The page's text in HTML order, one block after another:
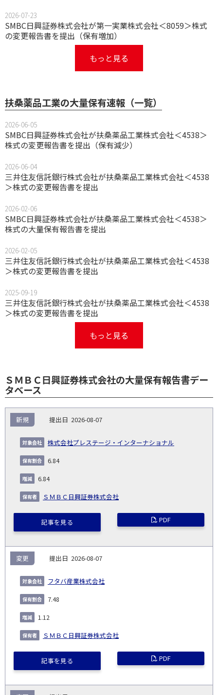
2026-07-23
SMBC日興証券株式会社が第一実業株式会社＜8059＞株式
の変更報告書を提出（保有増加）
もっと見る
扶桑薬品工業の大量保有速報（一覧）
2026-06-05
SMBC日興証券株式会社が扶桑薬品工業株式会社＜4538＞
株式の変更報告書を提出（保有減少）
2026-06-04
三井住友信託銀行株式会社が扶桑薬品工業株式会社＜4538
＞株式の変更報告書を提出
2026-02-06
SMBC日興証券株式会社が扶桑薬品工業株式会社＜4538＞
株式の大量保有報告書を提出
2026-02-05
三井住友信託銀行株式会社が扶桑薬品工業株式会社＜4538
＞株式の変更報告書を提出
2025-09-19
三井住友信託銀行株式会社が扶桑薬品工業株式会社＜4538
＞株式の変更報告書を提出
もっと見る
ＳＭＢＣ日興証券株式会社の大量保有報告書デー
タベース
NO.
告
義
務
発
生
日
出
コー
象
業
種
割
減
2026-08-07
株式会社プレステージ・インターナショナル
新規
6.84
6.84
ＳＭＢＣ日興証券株式会社
記事を見る PDF
2026-08-07
フタバ産業株式会社
変更
7.48
1.12
ＳＭＢＣ日興証券株式会社
記事を見る PDF